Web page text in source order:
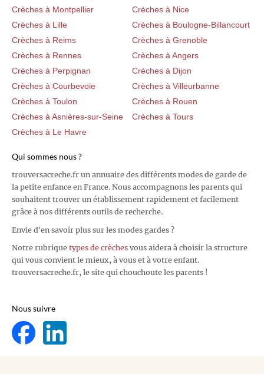
Crèches à Montpellier
Crèches à Nice
Crèches à Lille
Crèches à Boulogne-Billancourt
Crèches à Reims
Crèches à Grenoble
Crèches à Rennes
Crèches à Angers
Crèches à Perpignan
Crèches à Dijon
Crèches à Courbevoie
Crèches à Villeurbanne
Crèches à Toulon
Crèches à Rouen
Crèches à Asnières-sur-Seine
Crèches à Tours
Crèches à Le Havre
Qui sommes nous ?
trouversacreche.fr un annuaire des différents modes de garde de
la petite enfance en France. Nous accompagnons les parents qui
souhaitent trouver un établissement rapidement et facilement
grâce à nos différents outils de recherche.
Envie d'en savoir plus sur les modes gardes ?
Notre rubrique types de crèches vous aidera à choisir la structure
qui vous convient le mieux, à vous et à votre enfant.
trouversacreche.fr, le site qui chouchoute les parents !
Nous suivre